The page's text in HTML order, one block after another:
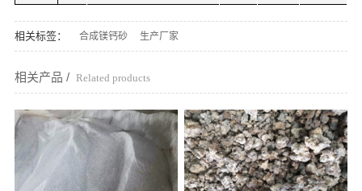
相关标签： 合成镁钙砂 生产厂家
相关产品 / Related products